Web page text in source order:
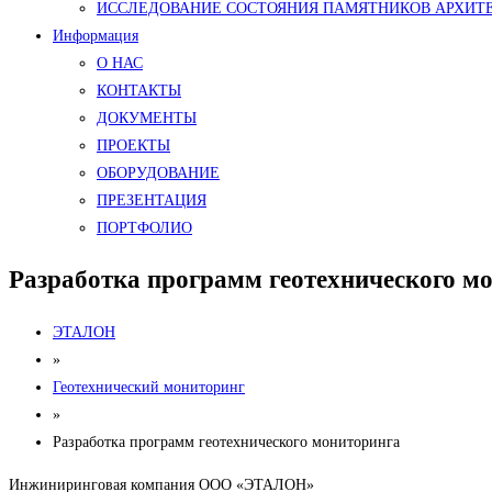
ИССЛЕДОВАНИЕ СОСТОЯНИЯ ПАМЯТНИКОВ
Информация
О НАС
КОНТАКТЫ
ДОКУМЕНТЫ
ПРОЕКТЫ
ОБОРУДОВАНИЕ
ПРЕЗЕНТАЦИЯ
ПОРТФОЛИО
Разработка программ геотехнического
ЭТАЛОН
»
Геотехнический мониторинг
»
Разработка программ геотехнического мониторинга
Инжиниринговая компания ООО «ЭТАЛОН»